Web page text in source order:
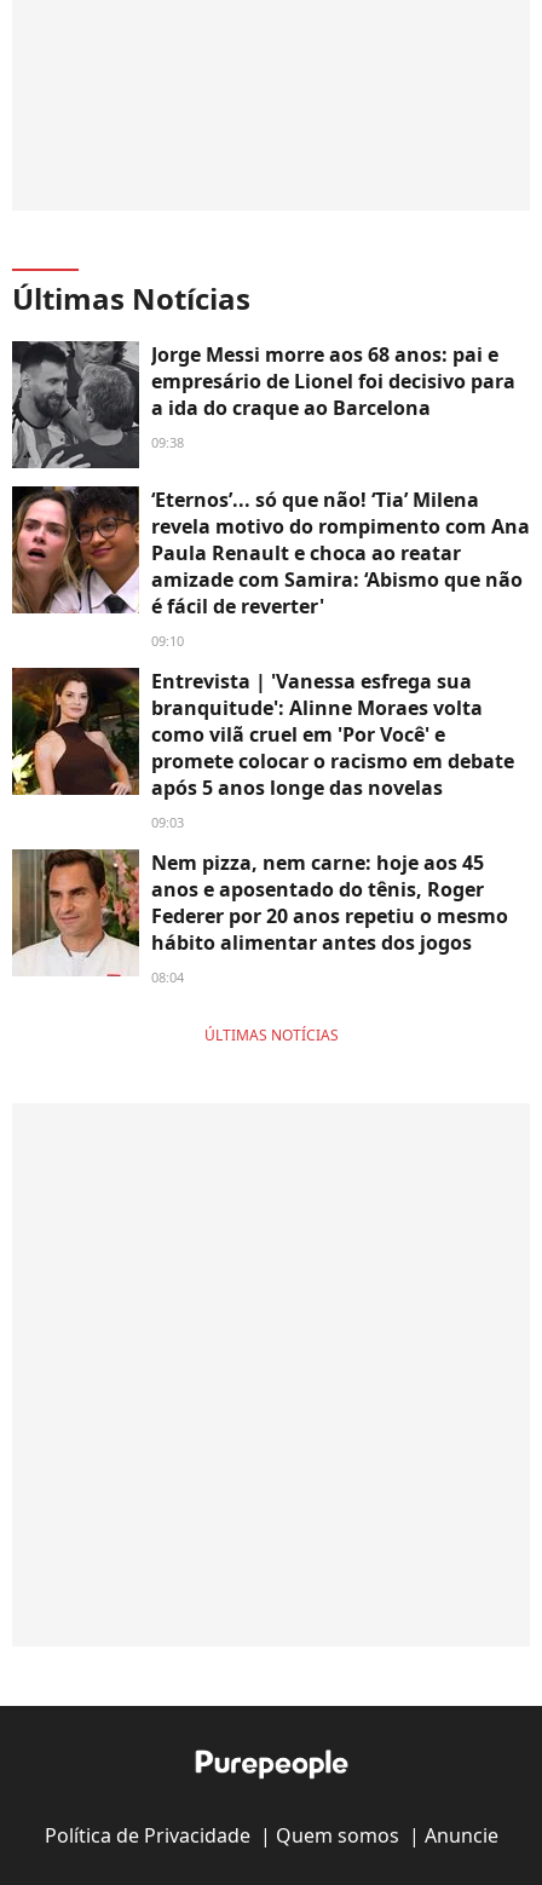
Últimas Notícias
Jorge Messi morre aos 68 anos: pai e
empresário de Lionel foi decisivo para
a ida do craque ao Barcelona
09:38
‘Eternos’... só que não! ‘Tia’ Milena
revela motivo do rompimento com Ana
Paula Renault e choca ao reatar
amizade com Samira: ‘Abismo que não
é fácil de reverter'
09:10
Entrevista | 'Vanessa esfrega sua
branquitude': Alinne Moraes volta
como vilã cruel em 'Por Você' e
promete colocar o racismo em debate
após 5 anos longe das novelas
09:03
Nem pizza, nem carne: hoje aos 45
anos e aposentado do tênis, Roger
Federer por 20 anos repetiu o mesmo
hábito alimentar antes dos jogos
08:04
ÚLTIMAS NOTÍCIAS
Política de Privacidade| Quem somos | Anuncie